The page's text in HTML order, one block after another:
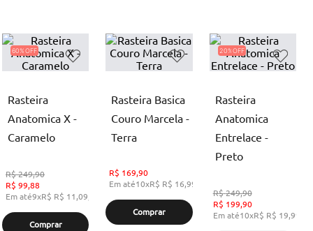
60%
Rasteira
Anatomica X -
Caramelo
R$249,90
R$ 99,88
Em até9xR$ R$ 11,09
Comprar
Rasteira Basica
Couro Marcela -
Terra
R$ 169,90
Em até10xR$ R$ 16,99
Comprar
20%
Rasteira
Anatomica
Entrelace -
Preto
R$249,90
R$ 199,90
Em até10xR$ R$ 19,99